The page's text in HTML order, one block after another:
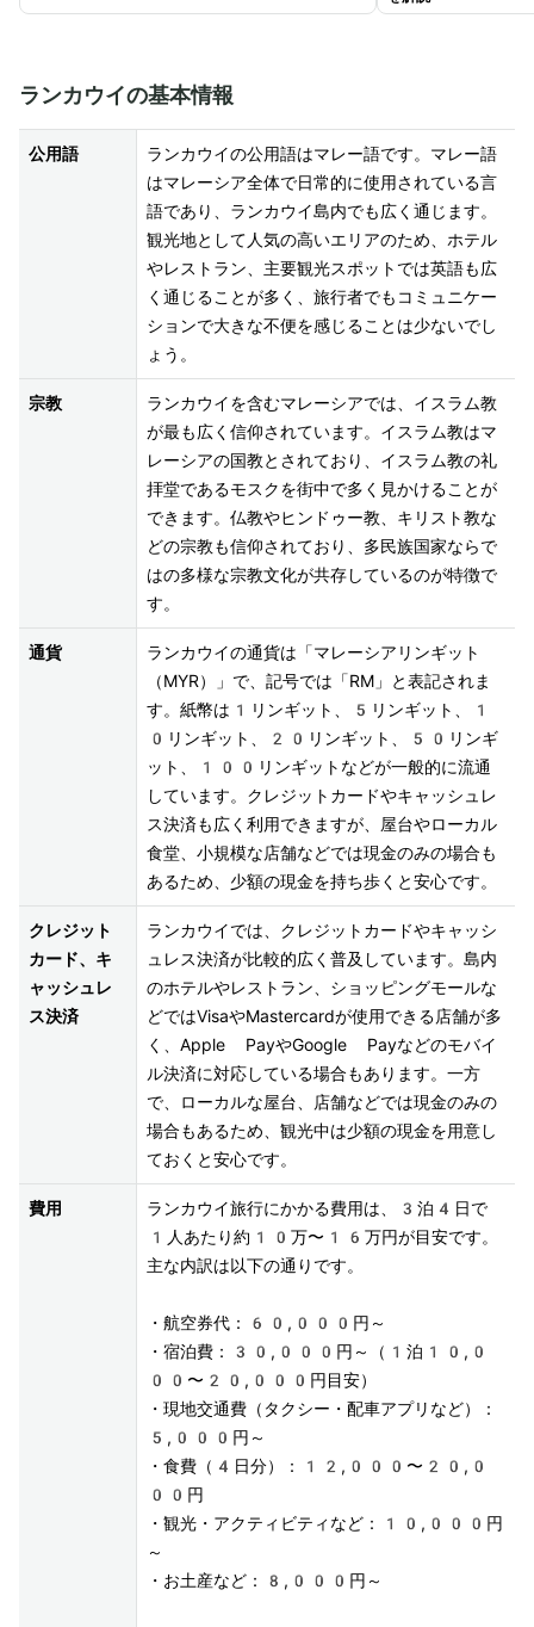
ランカウイの基本情報
公用語
ランカウイの公用語はマレー語です。マレー語
はマレーシア全体で日常的に使用されている言
語であり、ランカウイ島内でも広く通じます。
観光地として人気の高いエリアのため、ホテル
やレストラン、主要観光スポットでは英語も広
く通じることが多く、旅行者でもコミュニケー
ションで大きな不便を感じることは少ないでし
ょう。
宗教
ランカウイを含むマレーシアでは、イスラム教
が最も広く信仰されています。イスラム教はマ
レーシアの国教とされており、イスラム教の礼
拝堂であるモスクを街中で多く見かけることが
できます。仏教やヒンドゥー教、キリスト教な
どの宗教も信仰されており、多民族国家ならで
はの多様な宗教文化が共存しているのが特徴で
す。
通貨
ランカウイの通貨は「マレーシアリンギット
（MYR）」で、記号では「RM」と表記されま
す。紙幣は1リンギット、5リンギット、1
0リンギット、20リンギット、50リンギ
ット、100リンギットなどが一般的に流通
しています。クレジットカードやキャッシュレ
ス決済も広く利用できますが、屋台やローカル
食堂、小規模な店舗などでは現金のみの場合も
あるため、少額の現金を持ち歩くと安心です。
クレジット
カード、キ
ャッシュレ
ス決済
ランカウイでは、クレジットカードやキャッシ
ュレス決済が比較的広く普及しています。島内
のホテルやレストラン、ショッピングモールな
どではVisaやMastercardが使用できる店舗が多
く、Apple PayやGoogle Payなどのモバイ
ル決済に対応している場合もあります。一方
で、ローカルな屋台、店舗などでは現金のみの
場合もあるため、観光中は少額の現金を用意し
ておくと安心です。
費用
ランカウイ旅行にかかる費用は、3泊4日で
1人あたり約10万〜16万円が目安です。
主な内訳は以下の通りです。
・航空券代：60,000円～
・宿泊費：30,000円～（1泊10,0
00〜20,000円目安）
・現地交通費（タクシー・配車アプリなど）：
5,000円～
・食費（4日分）：12,000〜20,0
00円
・観光・アクティビティなど：10,000円
～
・お土産など：8,000円～